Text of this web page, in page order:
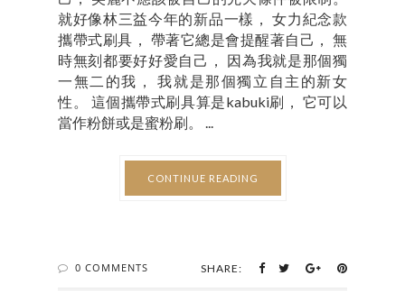
就好像林三益今年的新品一樣， 女力紀念款
攜帶式刷具， 帶著它總是會提醒著自己， 無
時無刻都要好好愛自己， 因為我就是那個獨
一無二的我， 我就是那個獨立自主的新女
性。 這個攜帶式刷具算是kabuki刷， 它可以
當作粉餅或是蜜粉刷。 ...
CONTINUE READING
0 COMMENTS SHARE: